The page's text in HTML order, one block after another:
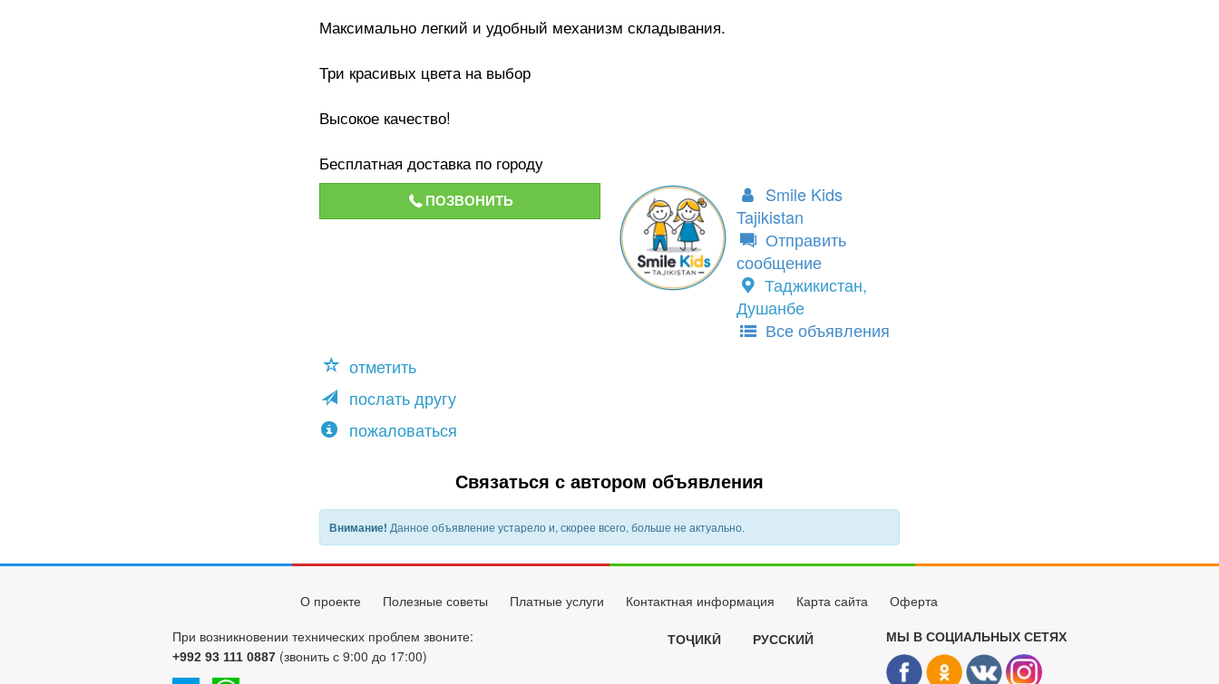
Максимально легкий и удобный механизм складывания.
Три красивых цвета на выбор
Высокое качество!
Бесплатная доставка по городу
ПОЗВОНИТЬ
Smile Kids
Tajikistan
Отправить
сообщение
Таджикистан,
Душанбе
Все объявления
отметить
послать другу
пожаловаться
Связаться с автором объявления
Внимание! Данное объявление устарело и, скорее всего, больше не актуально.
О проекте Полезные советы Платные услуги Контактная информация Карта сайта Оферта
При возникновении технических проблем звоните:
+992 93 111 0887 (звонить с 9:00 до 17:00)
ТОҶИКӢ РУССКИЙ МЫ В СОЦИАЛЬНЫХ СЕТЯХ